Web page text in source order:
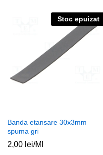
Stoc epuizat
Banda etansare 30x3mm
spuma gri
2,00 lei/Ml